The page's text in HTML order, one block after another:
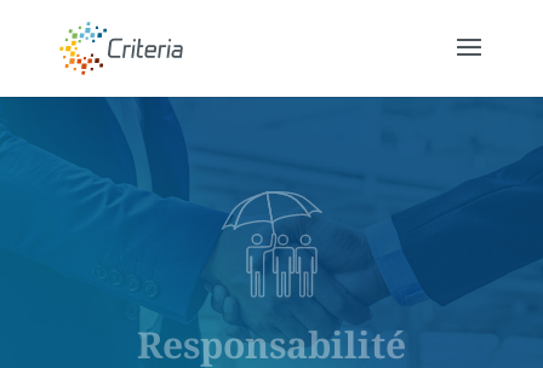
Responsabilité